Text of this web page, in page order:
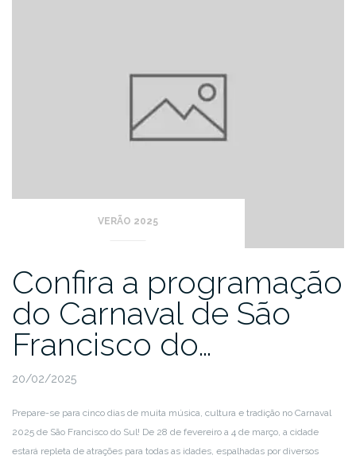
VERÃO 2025
Confira a programação
do Carnaval de São
Francisco do…
20/02/2025
Prepare-se para cinco dias de muita música, cultura e tradição no Carnaval
2025 de São Francisco do Sul! De 28 de fevereiro a 4 de março, a cidade
estará repleta de atrações para todas as idades, espalhadas por diversos